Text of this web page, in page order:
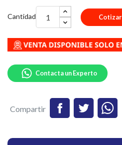
Cantidad Cotizar
Compartir
Contacta un Experto